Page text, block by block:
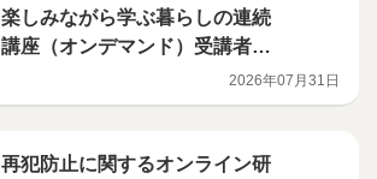
楽しみながら学ぶ暮らしの連続
講座（オンデマンド）受講者募
2026年07月31日
再犯防止に関するオンライン研